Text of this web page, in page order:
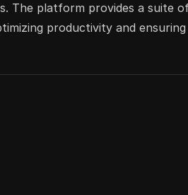
The platform provides a suite
productivity and ensuring